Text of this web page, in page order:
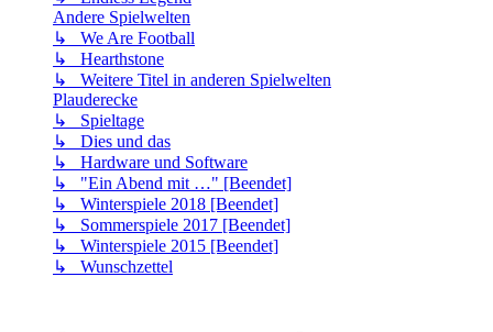
Andere Spielwelten
↳ We Are Football
↳ Hearthstone
↳ Weitere Titel in anderen Spielwelten
Plauderecke
↳ Spieltage
↳ Dies und das
↳ Hardware und Software
↳ "Ein Abend mit …" [Beendet]
↳ Winterspiele 2018 [Beendet]
↳ Sommerspiele 2017 [Beendet]
↳ Winterspiele 2015 [Beendet]
↳ Wunschzettel